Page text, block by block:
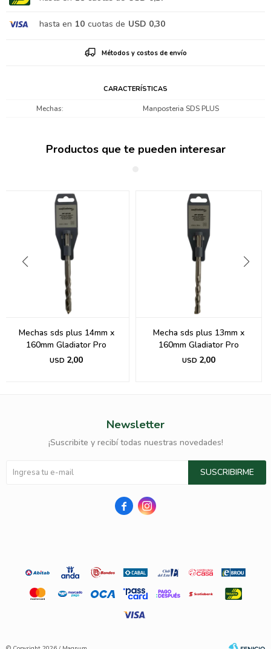
hasta en 10 cuotas de USD 0,30
Métodos y costos de envío
CARACTERÍSTICAS
Mechas Manposteria SDS PLUS
Productos que te pueden interesar
Mechas sds plus 14mm x
160mm Gladiator Pro
USD 2,00
Mecha sds plus 13mm x
160mm Gladiator Pro
USD 2,00
Newsletter
¡Suscribite y recibí todas nuestras novedades!
SUSCRIBIRME
 